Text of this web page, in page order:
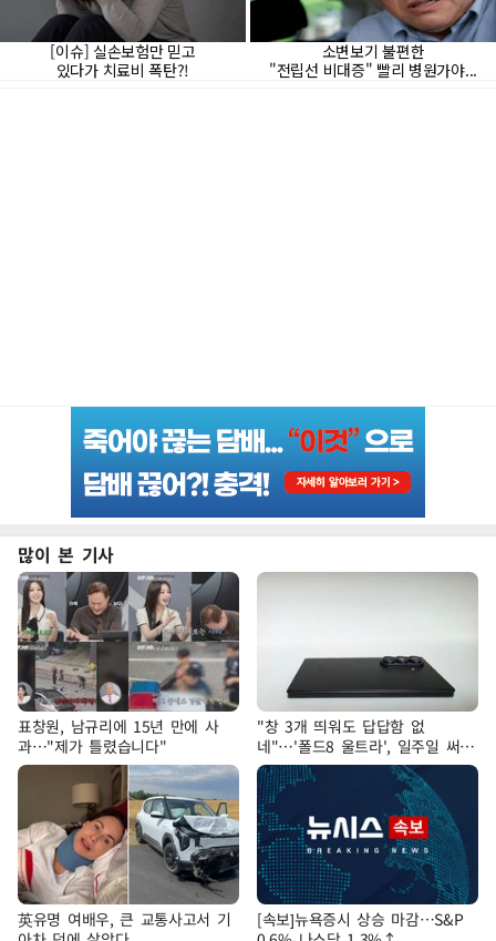
많이 본 기사
표창원, 남규리에 15년 만에 사
과…"제가 틀렸습니다"
"창 3개 띄워도 답답함 없
네"…'폴드8 울트라', 일주일 써보
니
英유명 여배우, 큰 교통사고서 기
[속보]뉴욕증시 상승 마감…S&P